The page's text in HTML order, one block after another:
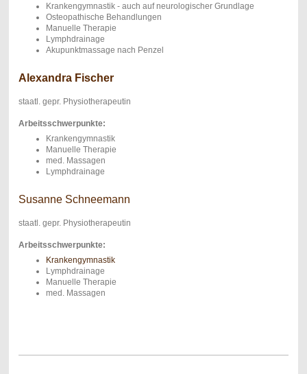
Krankengymnastik - auch auf neurologischer Grundlage
Osteopathische Behandlungen
Manuelle Therapie
Lymphdrainage
Akupunktmassage nach Penzel
Alexandra Fischer
staatl. gepr. Physiotherapeutin
Arbeitsschwerpunkte:
Krankengymnastik
Manuelle Therapie
med. Massagen
Lymphdrainage
Susanne Schneemann
staatl. gepr. Physiotherapeutin
Arbeitsschwerpunkte:
Krankengymnastik
Lymphdrainage
Manuelle Therapie
med. Massagen